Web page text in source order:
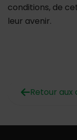
conditions, de
leur avenir.
Retour